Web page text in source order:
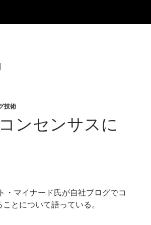
技術
ンセンサスに
・マイナード氏が自社ブログでコ
とについて語っている。